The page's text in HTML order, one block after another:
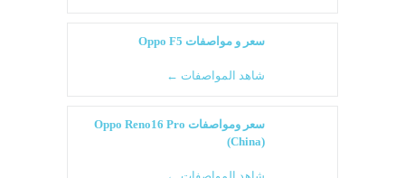
سعر و مواصفات Oppo F5
شاهد المواصفات ←
سعر ومواصفات Oppo Reno16 Pro
(China)